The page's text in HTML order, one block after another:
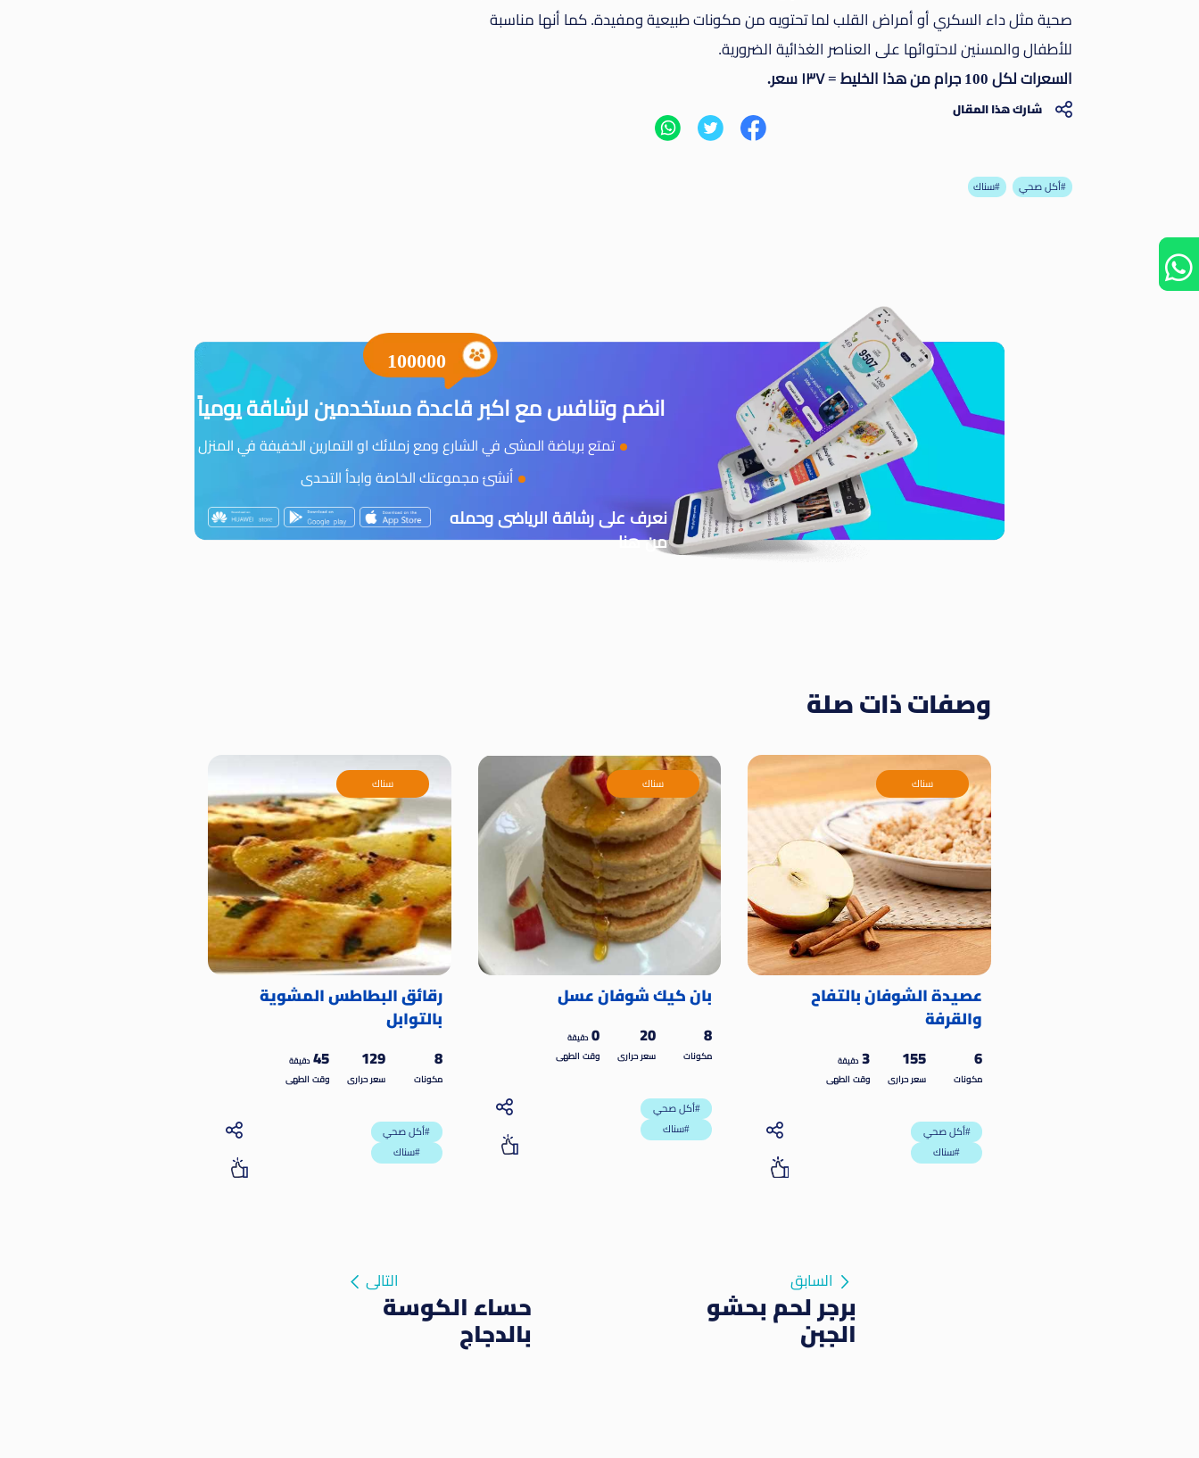
صحية مثل داء السكري أو أمراض القلب لما تحتويه من مكونات طبيعية ومفيدة. كما أنها مناسبة
للأطفال والمسنين لاحتوائها على العناصر الغذائية الضرورية.
السعرات لكل 100 جرام من هذا الخليط = ١٣٧ سعر.
شارك هذا المقال
أكل صحي# سناك#
100000
انضم وتنافس مع اكبر قاعدة مستخدمين لرشاقة يومياً
تمتع برياضة المشى في الشارع ومع زملائك او التمارين الخفيفة في المنزل
أنشئ مجموعتك الخاصة وابدأ التحدى
نعرف على رشاقة الرياضى وحمله
من هنا
وصفات ذات صلة
سناك
عصيدة الشوفان بالتفاح
والقرفة
6
مكونات
155
سعر حرارى
3 دقيقة
وقت الطهى
أكل صحي#
سناك#
سناك
بان كيك شوفان عسل
8
مكونات
20
سعر حرارى
0 دقيقة
وقت الطهى
أكل صحي#
سناك#
سناك
رقائق البطاطس المشوية
بالتوابل
8
مكونات
129
سعر حرارى
45 دقيقة
وقت الطهى
أكل صحي#
سناك#
السابق
برجر لحم بحشو
الجبن
التالى
حساء الكوسة
بالدجاج